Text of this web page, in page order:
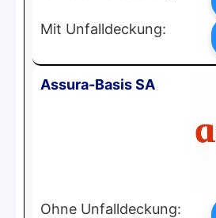
Mit Unfalldeckung:
Assura-Basis SA
Ohne Unfalldeckung: